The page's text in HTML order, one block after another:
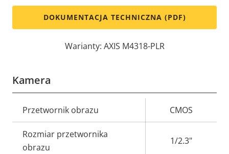
DOKUMENTACJA TECHNICZNA (PDF)
Warianty: AXIS M4318-PLR
Kamera
Opis
nieruchomości
nieruchomości
Przetwornik obrazu CMOS
Rozmiar przetwornika
obrazu
1/2.3"